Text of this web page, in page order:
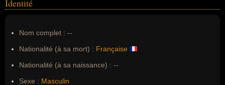
Identité
Nom complet : --
Nationalité (à sa mort) : Française
Nationalité (à sa naissance) : --
Sexe : Masculin